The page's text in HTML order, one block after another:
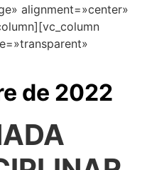
alignment=»center»
de 2022